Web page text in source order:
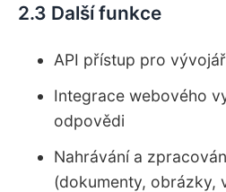
13.2. Proces řešení sporů
Kontaktní informace
2.3 Další funkce
API přístup pro
Integrace webového
odpovědi
Nahrávání a
(dokumenty, obrázky,